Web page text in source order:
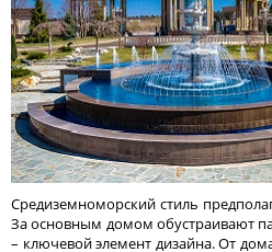
Средиземноморский стиль
За основным домом обустраивают
– ключевой элемент дизайна. От